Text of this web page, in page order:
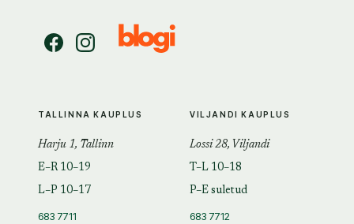
TALLINNA KAUPLUS
Harju 1, Tallinn
E–R 10–19
L–P 10–17
683 7711
VILJANDI KAUPLUS
Lossi 28, Viljandi
T–L 10–18
P–E suletud
683 7712